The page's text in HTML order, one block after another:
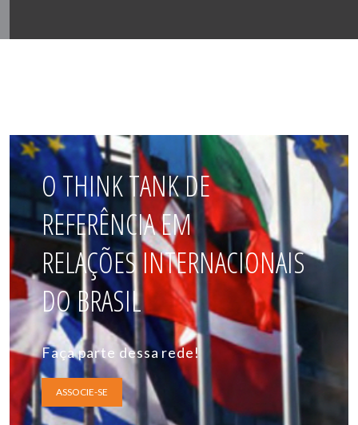
O THINK TANK DE
REFERÊNCIA EM
RELAÇÕES INTERNACIONAIS
DO BRASIL
Faça parte dessa rede!
ASSOCIE-SE